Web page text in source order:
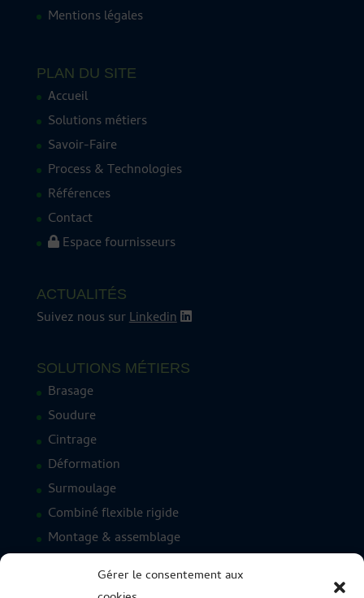
Gérer le consentement aux
Mentions légales
PLAN DU SITE
Accueil
Solutions métiers
Savoir-Faire
Process & Technologies
Références
Contact
Espace fournisseurs
ACTUALITÉS
Suivez nous surLinkedin
SOLUTIONS MÉTIERS
Brasage
Soudure
Cintrage
Déformation
Surmoulage
Combiné flexible rigide
Montage & assemblage